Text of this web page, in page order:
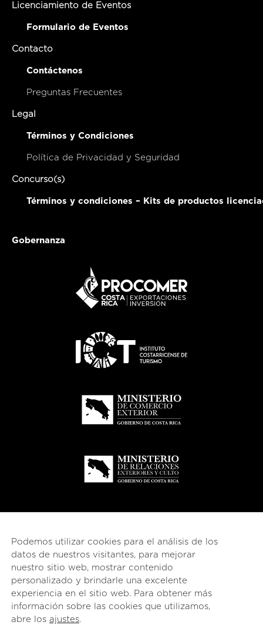
Licenciamiento de Eventos
Formulario de Eventos
Contacto
Contáctenos
Preguntas Frecuentes
Legal
Términos y Condiciones
Política de Privacidad y Seguridad
Concurso(s)
Términos y condiciones – Kits de productos
Gobernanza
Podemos utilizar cookies para el análisis de los
datos de nuestros visitantes, para mejorar
nuestro sitio web, mostrar contenido
personalizado y brindarle una excelente
experiencia en el sitio web. Para obtener más
información sobre las cookies que utilizamos,
abre los ajustes.